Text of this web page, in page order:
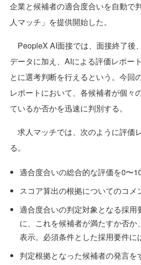
企業と候補者の適合度合いを自動で
人マッチ」を提供開始した。
PeopleX AI面接では、面接終了後
データに加え、AIによる評価レポー
とに選考判断を行えるという。今回
レポートにおいて、各候補者が個々
ているか否かを迅速に判別する。
求人マッチでは、次のように評価
る。
適合度合いの総合的な評価を0〜
スコア算出の根拠についてのコメ
適合度合いの判定対象となる採用
に、これを候補者が満たすか否か
表示。必須条件とした採用要件に
判定根拠となった候補者の発言を